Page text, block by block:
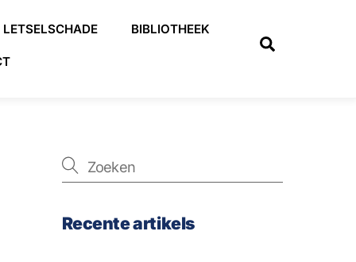
LETSELSCHADE BIBLIOTHEEK
Recente artikels